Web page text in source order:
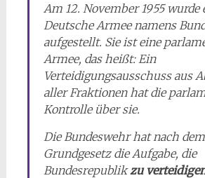
Am 12. November 1955 wurde
Deutsche Armee namens
aufgestellt. Sie ist eine
Armee, das heißt: Ein
Verteidigungsausschuss aus
aller Fraktionen hat die
Kontrolle über sie.
Die Bundeswehr hat nach dem
Grundgesetz die Aufgabe, die
Bundesrepublikzu